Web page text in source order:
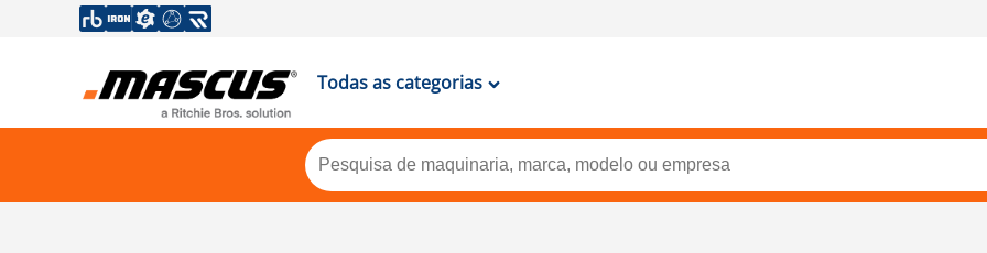
Todas as categorias